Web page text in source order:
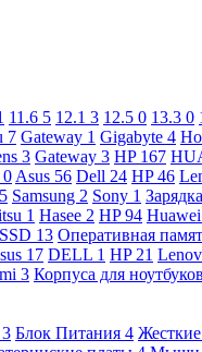
11.6 5 12.1 3 12.5 0 13.3 0
7 Gateway 1 Gigabyte 4
3 Gateway 3 HP 167
0 Asus 56 Dell 24 HP46
5 Samsung 2 Sony 1
1 Hasee 2 HP94 Huawei
13 Оперативная
17 DELL 1 HP 21
3 Корпуса для ноутбуков
3 Блок Питания 4